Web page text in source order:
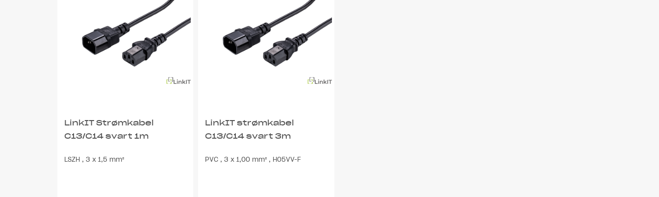
LinkIT Strømkabel
C13/C14 svart 1m
LSZH , 3 x 1,5 mm²
LinkIT strømkabel
C13/C14 svart 3m
PVC , 3 x 1,00 mm² , H05VV-F